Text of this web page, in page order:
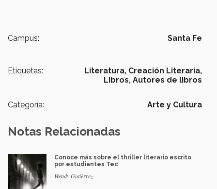
Campus: Santa Fe
Etiquetas: Literatura, Creación Literaria,
Libros, Autores de libros
Categoría: Arte y Cultura
Notas Relacionadas
Conoce más sobre el thriller literario escrito
por estudiantes Tec
Wendy Gutiérrez